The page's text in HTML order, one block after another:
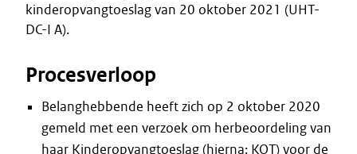
kinderopvangtoeslag van 20 oktober 2021 (UHT-
DC-I A).
Procesverloop
Belanghebbende heeft zich op 2 oktober 2020
gemeld met een verzoek om herbeoordeling van
haar Kinderopvangtoeslag (hierna: KOT) voor de